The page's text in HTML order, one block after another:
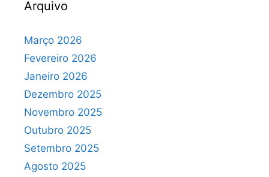
Arquivo
Março 2026
Fevereiro 2026
Janeiro 2026
Dezembro 2025
Novembro 2025
Outubro 2025
Setembro 2025
Agosto 2025